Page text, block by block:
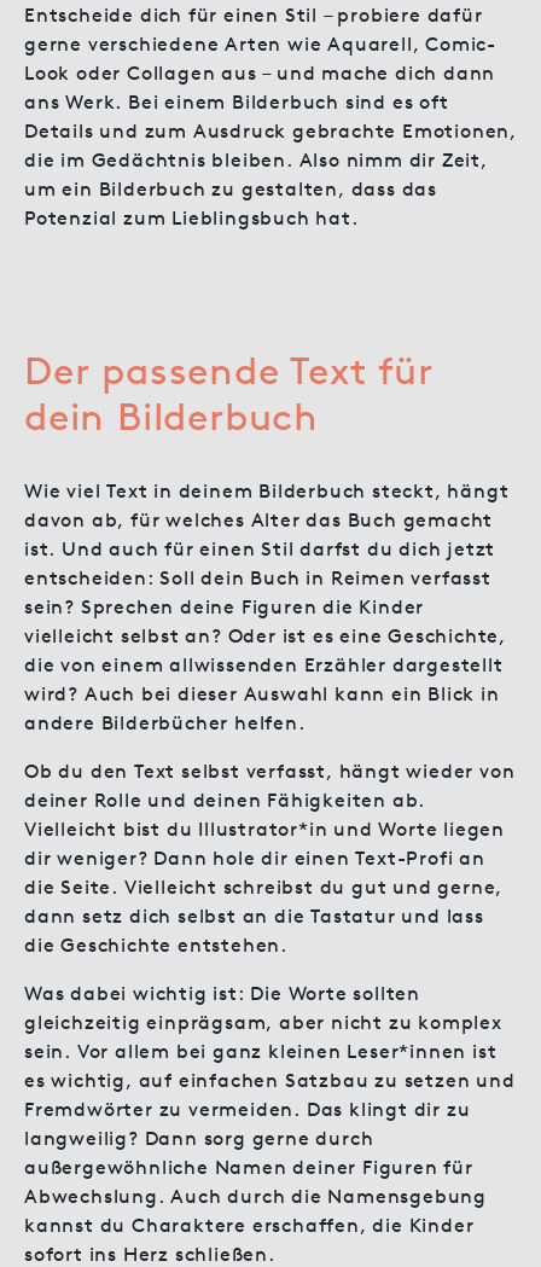
Entscheide dich für einen Stil – probiere dafür
gerne verschiedene Arten wie Aquarell, Comic-
Look oder Collagen aus – und mache dich dann
ans Werk. Bei einem Bilderbuch sind es oft
Details und zum Ausdruck gebrachte Emotionen,
die im Gedächtnis bleiben. Also nimm dir Zeit,
um ein Bilderbuch zu gestalten, dass das
Potenzial zum Lieblingsbuch hat.
Der passende Text für
dein Bilderbuch
Wie viel Text in deinem Bilderbuch steckt, hängt
davon ab, für welches Alter das Buch gemacht
ist. Und auch für einen Stil darfst du dich jetzt
entscheiden: Soll dein Buch in Reimen verfasst
sein? Sprechen deine Figuren die Kinder
vielleicht selbst an? Oder ist es eine Geschichte,
die von einem allwissenden Erzähler dargestellt
wird? Auch bei dieser Auswahl kann ein Blick in
andere Bilderbücher helfen.
Ob du den Text selbst verfasst, hängt wieder von
deiner Rolle und deinen Fähigkeiten ab.
Vielleicht bist du Illustrator*in und Worte liegen
dir weniger? Dann hole dir einen Text-Profi an
die Seite. Vielleicht schreibst du gut und gerne,
dann setz dich selbst an die Tastatur und lass
die Geschichte entstehen.
Was dabei wichtig ist: Die Worte sollten
gleichzeitig einprägsam, aber nicht zu komplex
sein. Vor allem bei ganz kleinen Leser*innen ist
es wichtig, auf einfachen Satzbau zu setzen und
Fremdwörter zu vermeiden. Das klingt dir zu
langweilig? Dann sorg gerne durch
außergewöhnliche Namen deiner Figuren für
Abwechslung. Auch durch die Namensgebung
kannst du Charaktere erschaffen, die Kinder
sofort ins Herz schließen.